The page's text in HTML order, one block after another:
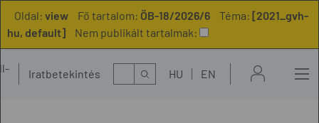
Oldal: view Fő tartalom: ÖB-18/2026/6 Téma: [2021_gvh-
hu, default]
Nem publikált tartalmak:
Iratbetekintés Kereső HU EN